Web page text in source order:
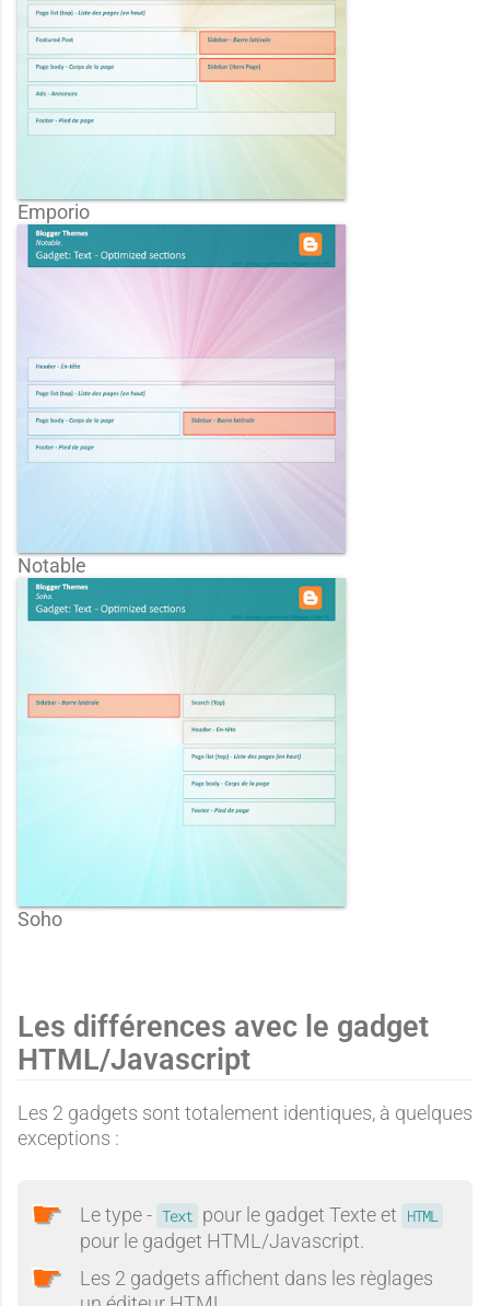
Emporio
Notable
Soho
Les différences avec le gadget
HTML/Javascript
Les 2 gadgets sont totalement identiques, à quelques
exceptions :
Le type - Text pour le gadget Texte et HTML
pour le gadget HTML/Javascript.
Les 2 gadgets affichent dans les règlages